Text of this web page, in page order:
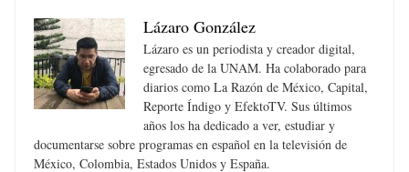
Lázaro González
Lázaro es un periodista y creador digital,
egresado de la UNAM. Ha colaborado para
diarios como La Razón de México, Capital,
Reporte Índigo y EfektoTV. Sus últimos
años los ha dedicado a ver, estudiar y
documentarse sobre programas en español en la televisión de
México, Colombia, Estados Unidos y España.